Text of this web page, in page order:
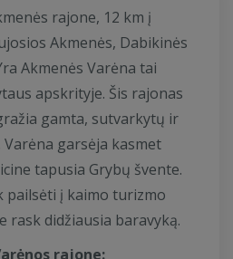
rajone, 12 km į
Akmenės, Dabikinės
Akmenės Varėna tai
apskrityje. Šis rajonas
gamta, sutvarkytų ir
garsėja kasmet
tapusia Grybų švente.
pailsėti į kaimo turizmo
rask didžiausia baravyką.
rajone: